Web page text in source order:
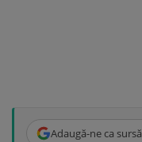
Adaugă-ne ca